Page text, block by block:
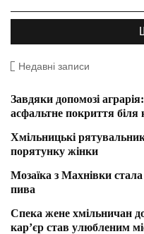
Недавні записи
Завдяки допомозі
асфальтне покриття
Хмільницькі
порятунку жінки
Мозаїка з Махнівки
пива
Спека жене хмільничан
кар’єр став улюбленим